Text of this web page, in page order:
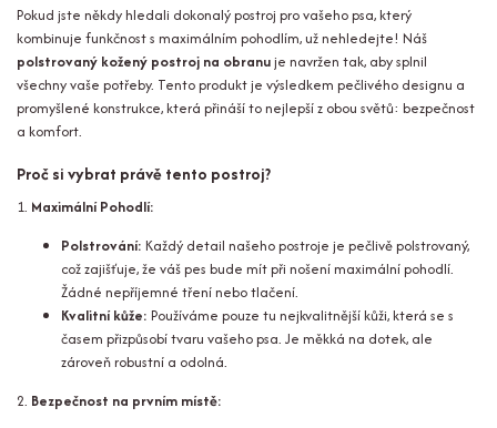
Pokud jste někdy hledali dokonalý postroj pro vašeho psa, který
kombinuje funkčnost s maximálním pohodlím, už nehledejte! Náš
polstrovaný kožený postroj na obranuje navržen tak, aby splnil
všechny vaše potřeby. Tento produkt je výsledkem pečlivého designu a
promyšlené konstrukce, která přináší to nejlepší z obou světů: bezpečnost
a komfort.
Proč si vybrat právě tento postroj?
1. Maximální Pohodlí:
Polstrování: Každý detail našeho postroje je pečlivě polstrovaný,
což zajišťuje, že váš pes bude mít při nošení maximální pohodlí.
Žádné nepříjemné tření nebo tlačení.
Kvalitní kůže: Používáme pouze tu nejkvalitnější kůži, která se s
časem přizpůsobí tvaru vašeho psa. Je měkká na dotek, ale
zároveň robustní a odolná.
2. Bezpečnost na prvním místě: